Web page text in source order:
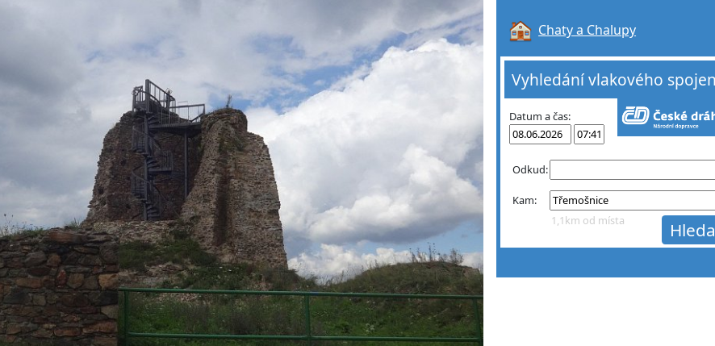
Chaty a Chalupy
Vyhledání vlakového
Datum a čas:
Odkud:
Kam:
1,1km od místa